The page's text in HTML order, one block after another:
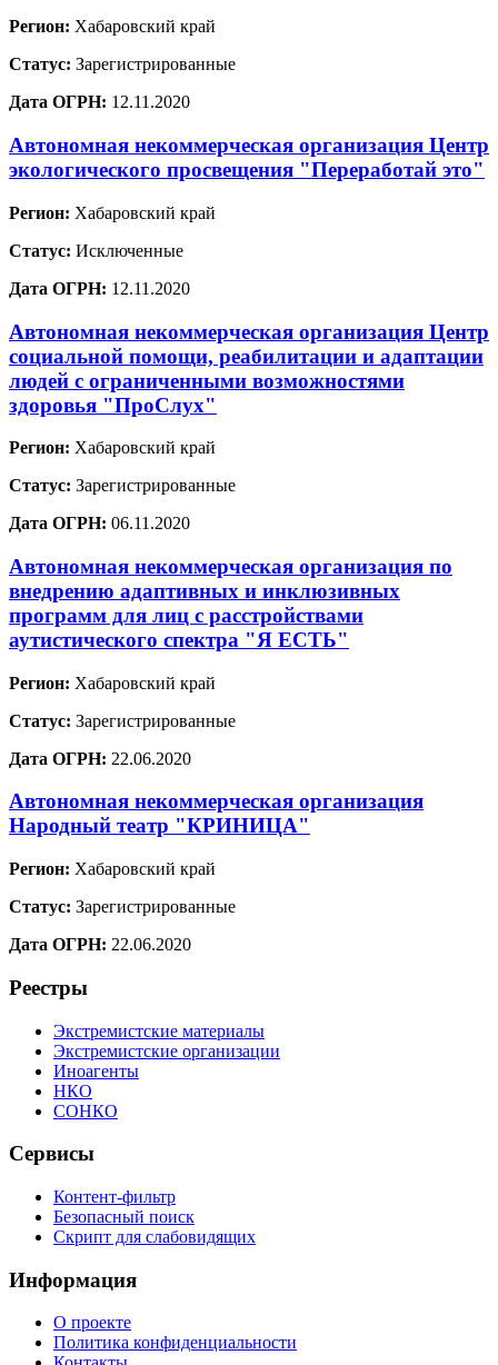
Регион: Хабаровский край
Статус: Зарегистрированные
Дата ОГРН: 12.11.2020
Автономная некоммерческая организация Центр
экологического просвещения "Переработай это"
Регион: Хабаровский край
Статус: Исключенные
Дата ОГРН: 12.11.2020
Автономная некоммерческая организация Центр
социальной помощи, реабилитации и адаптации
людей с ограниченными возможностями
здоровья "ПроСлух"
Регион: Хабаровский край
Статус: Зарегистрированные
Дата ОГРН: 06.11.2020
Автономная некоммерческая организация по
внедрению адаптивных и инклюзивных
программ для лиц с расстройствами
аутистического спектра "Я ЕСТЬ"
Регион: Хабаровский край
Статус: Зарегистрированные
Дата ОГРН: 22.06.2020
Автономная некоммерческая организация
Народный театр "КРИНИЦА"
Регион: Хабаровский край
Статус: Зарегистрированные
Дата ОГРН: 22.06.2020
Реестры
Экстремистские материалы
Экстремистские организации
Иноагенты
НКО
СОНКО
Сервисы
Контент-фильтр
Безопасный поиск
Скрипт для слабовидящих
Информация
О проекте
Политика конфиденциальности